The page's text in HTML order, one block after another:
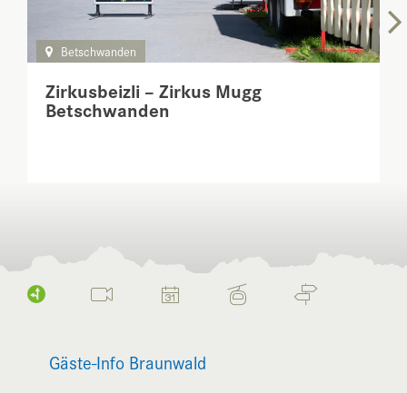
Zirkusbeizli – Zirkus Mugg
Betschwanden
Betschwanden
Gäste-Info Braunwald